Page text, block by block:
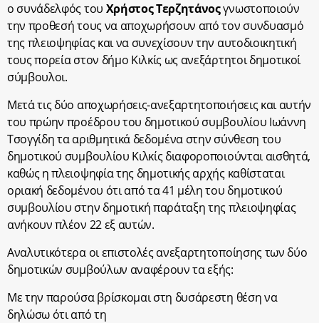
ο συνάδελφός του Χρήστος Τερζητάνοςγνωστοποιούν
την προθεσή τους να αποχωρήσουν από τον συνδυασμό
της πλειοψηφίας και να συνεχίσουν την αυτοδιοικητική
τους πορεία στον δήμο Κιλκίς ως ανεξάρτητοι δημοτικοί
σύμβουλοι.
Μετά τις δύο αποχωρήσεις-ανεξαρτητοποιήσεις και αυτήν
του πρώην προέδρου του δημοτικού συμβουλίου Ιωάννη
Τσογγίδη τα αριθμητικά δεδομένα στην σύνθεση του
δημοτικού συμβουλίου Κιλκίς διαφοροποιούνται αισθητά,
καθώς η πλειοψηφία της δημοτικής αρχής καθίσταται
οριακή δεδομένου ότι από τα 41 μέλη του δημοτικού
συμβουλίου στην δημοτική παράταξη της πλειοψηφίας
ανήκουν πλέον 22 εξ αυτών.
Αναλυτικότερα οι επιστολές ανεξαρτητοποίησης των δύο
δημοτικών συμβούλων αναφέρουν τα εξής:
Με την παρούσα βρίσκομαι στη δυσάρεστη θέση να
δηλώσω ότι από τη